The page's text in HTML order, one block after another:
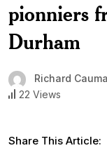
pionniers
Durham
Richard
22 Views
Share This Article: